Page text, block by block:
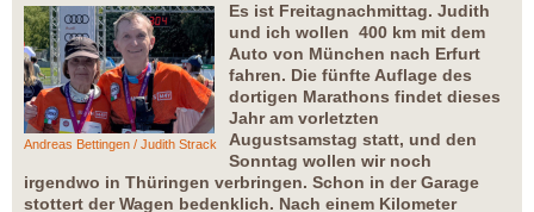
Andreas Bettingen / Judith Strack
Es ist Freitagnachmittag. Judith
und ich wollen 400 km mit dem
Auto von München nach Erfurt
fahren. Die fünfte Auflage des
dortigen Marathons findet dieses
Jahr am vorletzten
Augustsamstag statt, und den
Sonntag wollen wir noch
irgendwo in Thüringen verbringen. Schon in der Garage
stottert der Wagen bedenklich. Nach einem Kilometer